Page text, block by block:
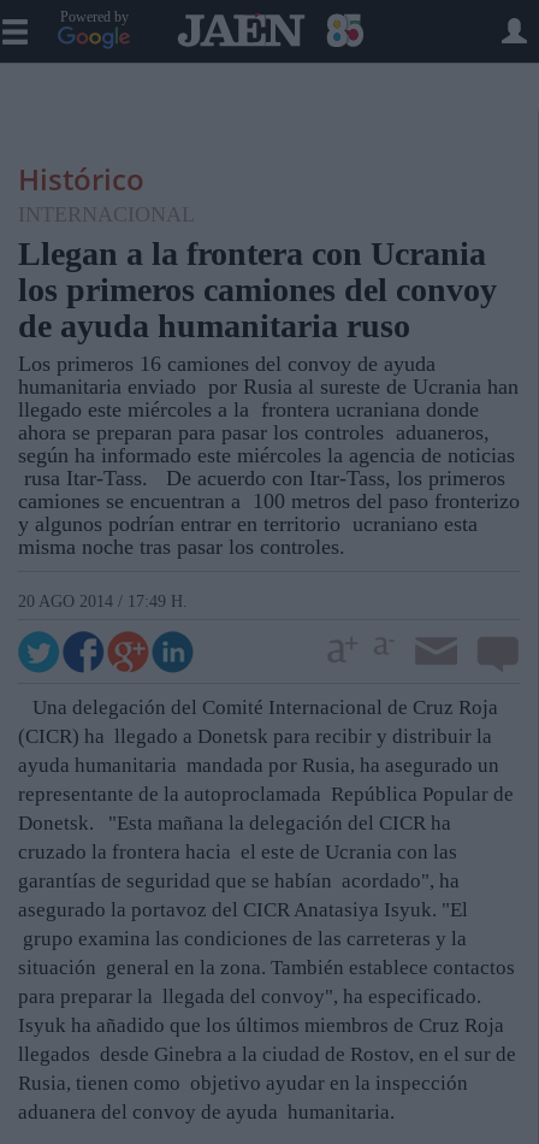
Powered by
Histórico
INTERNACIONAL
Llegan a la frontera con Ucrania
los primeros camiones del convoy
de ayuda humanitaria ruso
Los primeros 16 camiones del convoy de ayuda
humanitaria enviado por Rusia al sureste de Ucrania han
llegado este miércoles a la frontera ucraniana donde
ahora se preparan para pasar los controles aduaneros,
según ha informado este miércoles la agencia de noticias
rusa Itar-Tass. De acuerdo con Itar-Tass, los primeros
camiones se encuentran a 100 metros del paso fronterizo
y algunos podrían entrar en territorio ucraniano esta
misma noche tras pasar los controles.
20 AGO 2014 / 17:49 H.
Una delegación del Comité Internacional de Cruz Roja
(CICR) ha llegado a Donetsk para recibir y distribuir la
ayuda humanitaria mandada por Rusia, ha asegurado un
representante de la autoproclamada República Popular de
Donetsk. "Esta mañana la delegación del CICR ha
cruzado la frontera hacia el este de Ucrania con las
garantías de seguridad que se habían acordado", ha
asegurado la portavoz del CICR Anatasiya Isyuk. "El
grupo examina las condiciones de las carreteras y la
situación general en la zona. También establece contactos
para preparar la llegada del convoy", ha especificado.
Isyuk ha añadido que los últimos miembros de Cruz Roja
llegados desde Ginebra a la ciudad de Rostov, en el sur de
Rusia, tienen como objetivo ayudar en la inspección
aduanera del convoy de ayuda humanitaria.